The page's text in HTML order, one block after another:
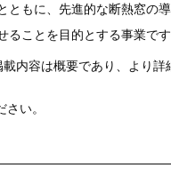
もに、先進的な断熱窓の
ことを目的とする事業です
内容は概要であり、より
い。